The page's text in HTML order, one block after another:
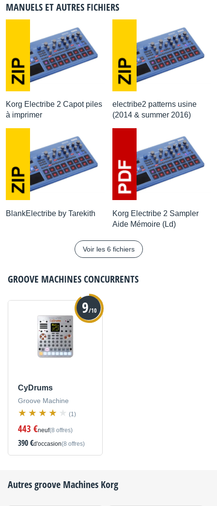
MANUELS ET AUTRES FICHIERS
Korg Electribe 2 Capot piles
à imprimer
electribe2 patterns usine
(2014 & summer 2016)
BlankElectribe by Tarekith
Korg Electribe 2 Sampler
Aide Mémoire (Ld)
Voir les 6 fichiers
GROOVE MACHINESCONCURRENTS
9/10
CyDrums
Groove Machine
(1)
443 €neuf(8 offres)
390 €d'occasion(8 offres)
Autres groove Machines Korg